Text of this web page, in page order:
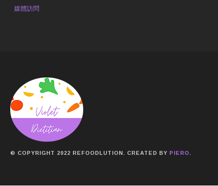
媒體訪問
© COPYRIGHT 2022 REFOODLUTION. CREATED BY PIERO